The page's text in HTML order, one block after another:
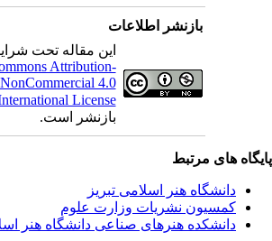
بازنشر اطلاعات
این مقاله تحت شرایط
Commons Attribution-
NonCommercial 4.0
International Licenseقابل
بازنشر است.
مرتبط
هنر اسلامی تبریز
نشریات وزارت علوم
هنرهای صناعی دانشگاه هنر اسلامی